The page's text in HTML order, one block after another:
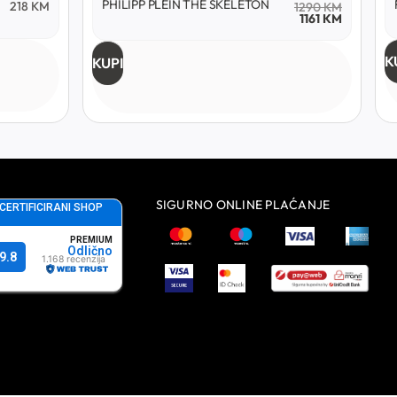
218 KM PHILIPP PLEIN THE SKELETON 1290KM
1161 KM
KUPI
SIGURNO ONLINE PLAĆANJE